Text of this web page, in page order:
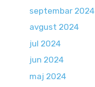
septembar 2024
avgust 2024
jul 2024
jun 2024
maj 2024